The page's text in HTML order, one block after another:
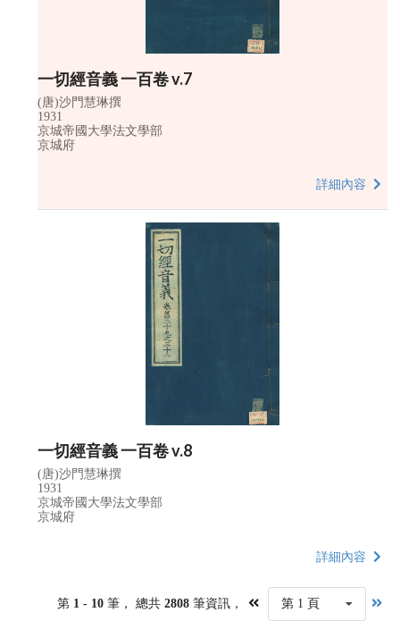
一切經音義 一百卷 v.7
(唐)沙門慧琳撰
1931
京城帝國大學法文學部
京城府
詳細內容
一切經音義 一百卷 v.8
(唐)沙門慧琳撰
1931
京城帝國大學法文學部
京城府
詳細內容
第 1 - 10 筆， 總共 2808筆資訊， 第 1 頁